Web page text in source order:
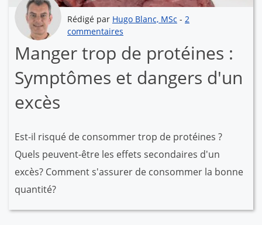
Rédigé par Hugo Blanc, MSc - 2
commentaires
Manger trop de protéines :
Symptômes et dangers d'un
excès
Est-il risqué de consommer trop de protéines ?
Quels peuvent-être les effets secondaires d'un
excès? Comment s'assurer de consommer la bonne
quantité?